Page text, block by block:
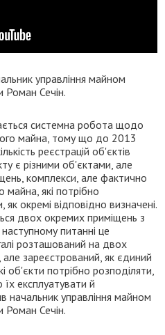
управління майном
Роман Сечін.
системна робота щодо
майна, тому що до 2013
реєстрацій об'єктів
є різними об'єктами, але
комплекси, але фактично
які потрібно
окремі відповідно визначені.
двох окремих приміщень з
питанні це
розташований на двох
зареєстрований, як єдиний
об'єкти потрібно розподіляти,
експлуатувати й
начальник управління майном
Роман Сечін.